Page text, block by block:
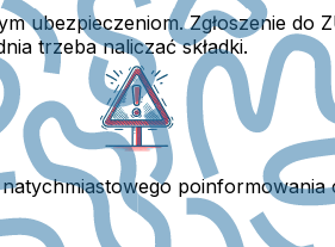
ubezpieczeniom. Zgłoszenie do
trzeba naliczać składki.
poinformowania